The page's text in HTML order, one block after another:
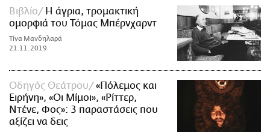
Βιβλίο
Η άγρια, τρομακτική
ομορφιά του Τόμας Μπέρνχαρντ
Τίνα Μανδηλαρά
21.11.2019
Οδηγός Θεάτρου
«Πόλεμος και
Ειρήνη», «Οι Μίμοι», «Ρίττερ,
Ντένε, Φος»: 3 παραστάσεις που
αξίζει να δεις